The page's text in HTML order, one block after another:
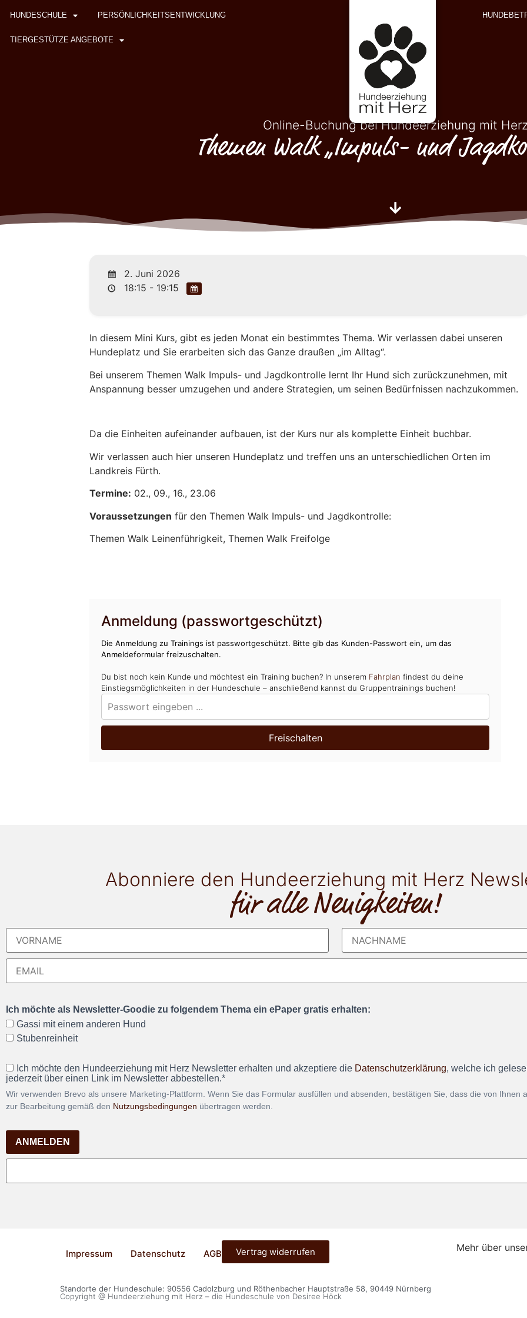
HUNDESCHULE PERSÖNLICHKEITSENTWICKLUNG
TIERGESTÜTZE ANGEBOTE
Online-Buchung bei Hundeerziehung mit Herz
Themen Walk „Impuls- und
2. Juni 2026
18:15 - 19:15
In diesem Mini Kurs, gibt es jeden Monat ein bestimmtes Thema. Wir verlassen dabei unseren
Hundeplatz und Sie erarbeiten sich das Ganze draußen „im Alltag“.
Bei unserem Themen Walk Impuls- und Jagdkontrolle lernt Ihr Hund sich zurückzunehmen, mit
Anspannung besser umzugehen und andere Strategien, um seinen Bedürfnissen nachzukommen.
Da die Einheiten aufeinander aufbauen, ist der Kurs nur als komplette Einheit buchbar.
Wir verlassen auch hier unseren Hundeplatz und treffen uns an unterschiedlichen Orten im
Landkreis Fürth.
Termine: 02., 09., 16., 23.06
Voraussetzungen für den Themen Walk Impuls- und Jagdkontrolle:
Themen Walk Leinenführigkeit, Themen Walk Freifolge
Anmeldung (passwortgeschützt)
Die Anmeldung zu Trainings ist passwortgeschützt. Bitte gib das Kunden-Passwort ein, um das
Anmeldeformular freizuschalten.
Du bist noch kein Kunde und möchtest ein Training buchen? In unserem Fahrplan findest du deine
Einstiegsmöglichkeiten in der Hundeschule – anschließend kannst du Gruppentrainings buchen!
Freischalten
Abonniere den Hundeerziehung mit Herz
für alle Neuigkeiten!
Ich möchte als Newsletter-Goodie zu folgendem Thema ein ePaper gratis erhalten:
Gassi mit einem anderen Hund
Stubenreinheit
Ich möchte den Hundeerziehung mit Herz Newsletter erhalten und akzeptiere die Datenschutzerklärung, welche ich
jederzeit über einen Link im Newsletter abbestellen.*
Wir verwenden Brevo als unsere Marketing-Plattform. Wenn Sie das Formular ausfüllen und absenden, bestätigen Sie, dass die von Ihnen
zur Bearbeitung gemäß den Nutzungsbedingungen übertragen werden.
ANMELDEN
Impressum Datenschutz AGB Vertrag widerrufen Mehr über
Standorte der Hundeschule: 90556 Cadolzburg und Röthenbacher Hauptstraße 58, 90449 Nürnberg
Copyright @ Hundeerziehung mit Herz – die Hundeschule von Desiree Höck